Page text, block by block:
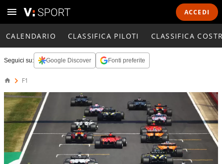
ACCEDI
CALENDARIO CLASSIFICA PILOTI CLASSIFICA
Seguici su: Google Discover Fonti preferite
F1